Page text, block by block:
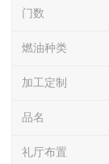
门数
燃油种类
加工定制
品名
礼厅布置